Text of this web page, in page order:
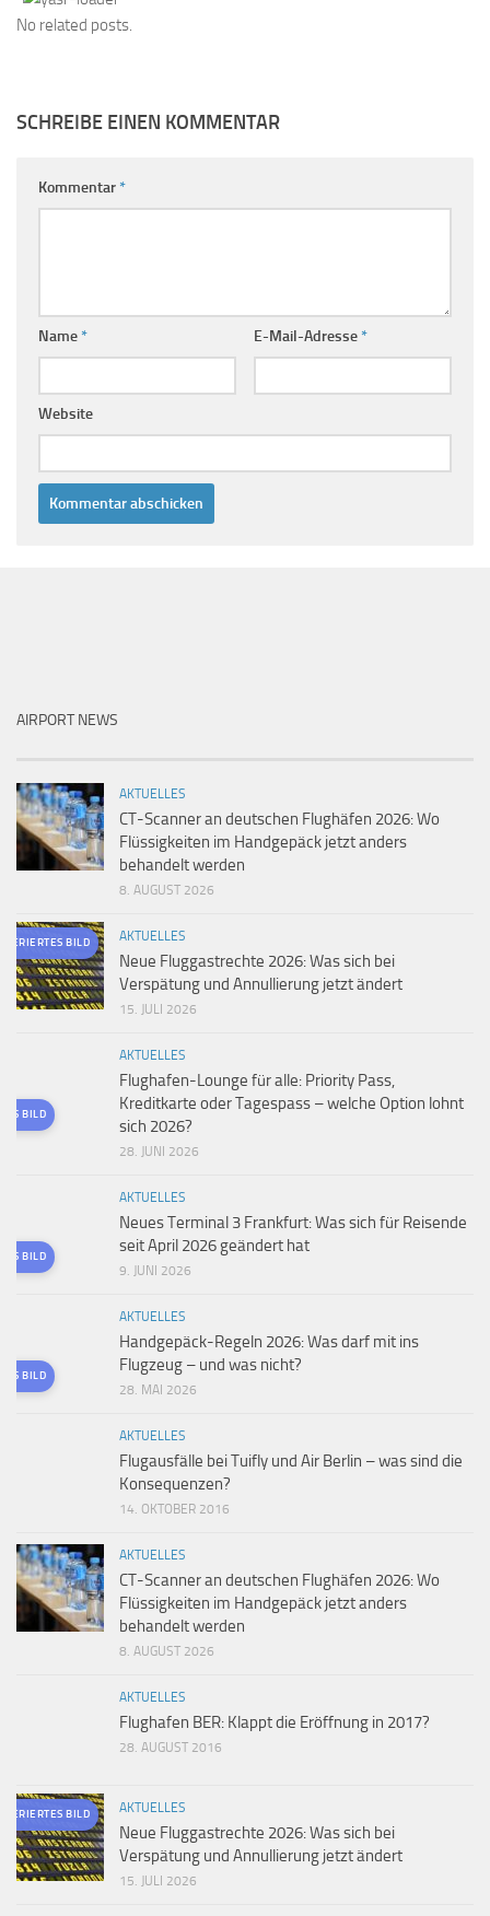
No related posts.
SCHREIBE EINEN KOMMENTAR
Kommentar*
Name* E-Mail-Adresse*
Website
AIRPORT NEWS
AKTUELLES
CT-Scanner an deutschen Flughäfen 2026: Wo
Flüssigkeiten im Handgepäck jetzt anders
behandelt werden
8. AUGUST 2026
BILD AKTUELLES
Neue Fluggastrechte 2026: Was sich bei
Verspätung und Annullierung jetzt ändert
15. JULI 2026
BILD
AKTUELLES
Flughafen-Lounge für alle: Priority Pass,
Kreditkarte oder Tagespass – welche Option lohnt
sich 2026?
28. JUNI 2026
BILD
AKTUELLES
Neues Terminal 3 Frankfurt: Was sich für Reisende
seit April 2026 geändert hat
9. JUNI 2026
BILD
AKTUELLES
Handgepäck-Regeln 2026: Was darf mit ins
Flugzeug – und was nicht?
28. MAI 2026
AKTUELLES
Flugausfälle bei Tuifly und Air Berlin – was sind die
Konsequenzen?
14. OKTOBER 2016
AKTUELLES
CT-Scanner an deutschen Flughäfen 2026: Wo
Flüssigkeiten im Handgepäck jetzt anders
behandelt werden
8. AUGUST 2026
AKTUELLES
Flughafen BER: Klappt die Eröffnung in 2017?
28. AUGUST 2016
BILD AKTUELLES
Neue Fluggastrechte 2026: Was sich bei
Verspätung und Annullierung jetzt ändert
15. JULI 2026